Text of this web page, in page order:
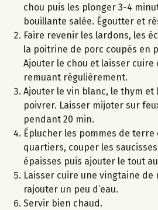
chou puis les plonger 3-4
bouillante salée. Égoutter et
Faire revenir les lardons, les
la poitrine de porc coupés en
Ajouter le chou et laisser cuire
remuant régulièrement.
Ajouter le vin blanc, le thym et
poivrer. Laisser mijoter sur
pendant 20 min.
Éplucher les pommes de
quartiers, couper les
épaisses puis ajouter le tout
Laisser cuire une vingtaine de
rajouter un peu d’eau.
Servir bien chaud.